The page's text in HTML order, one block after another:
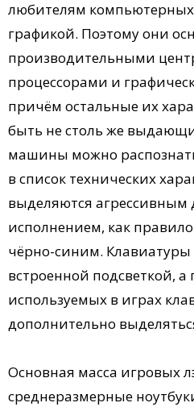
любителям
графикой. Поэтому они
производительными
процессорами и
причём остальные их
быть не столь же
машины можно
в список технических
выделяются
исполнением, как
чёрно-синим.
встроенной подсветкой, а
используемых в играх
дополнительно
Основная масса игровых
среднеразмерные